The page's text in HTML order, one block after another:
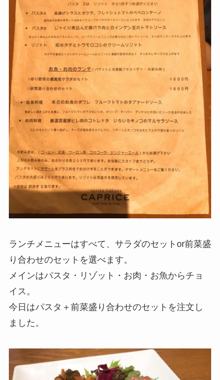
ランチメニューはすべて、サラダのセットor前菜盛
り合わせのセットを選べます。
メインはパスタ・リゾット・お肉・お魚からチョ
イス。
今日はパスタ＋前菜盛り合わせのセットを注文し
ました。